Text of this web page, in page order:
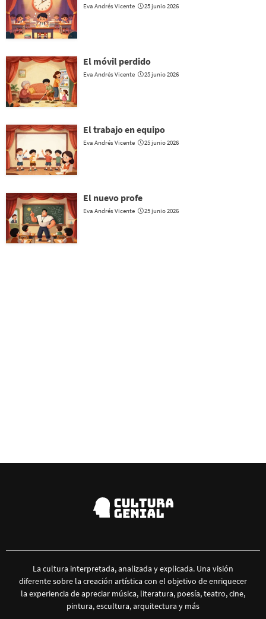
Eva Andrés Vicente 25 junio 2026
El móvil perdido
Eva Andrés Vicente 25 junio 2026
El trabajo en equipo
Eva Andrés Vicente 25 junio 2026
El nuevo profe
Eva Andrés Vicente 25 junio 2026
La cultura interpretada, analizada y explicada. Una visión
diferente sobre la creación artística con el objetivo de enriquecer
la experiencia de apreciar música, literatura, poesía, teatro, cine,
pintura, escultura, arquitectura y más